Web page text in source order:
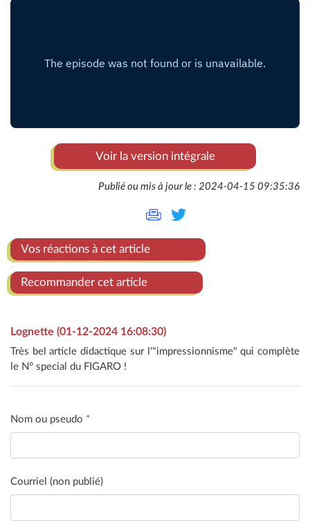
Voir la version intégrale
Publié ou mis à jour le : 2024-04-15 09:35:36
Vos réactions à cet article
Recommander cet article
Lognette (01-12-2024 16:08:30)
Très bel article didactique sur l'"impressionnisme" qui complète
le N° special du FIGARO !
Nom ou pseudo *
Courriel (non publié)